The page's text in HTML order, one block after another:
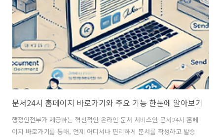
는 자동차365와 보험개발원이 운영하는 카히스토리를 이용할 수 있습
니다. 이 두 사이트는 무료로 침수 차량 여부를 조회할 수 있는 서비스
를 제공하고 있습니다.1..
문서24시 홈페이지 바로가기와 주요 기능 한눈에 알아보기
행정안전부가 제공하는 혁신적인 온라인 문서 서비스인 문서24시 홈페
이지 바로가기를 통해, 언제 어디서나 편리하게 문서를 작성하고 발송